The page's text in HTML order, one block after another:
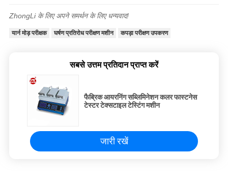
ZhongLi के लिए अपने समर्थन के लिए धन्यवाद!
यार्न मोड़ परीक्षक घर्षण प्रतिरोध परीक्षण मशीन कपड़ा परीक्षण उपकरण
सबसे उत्तम प्रतिदान प्राप्त करें
फैब्रिक आयरनिंग सब्लिमिनेशन कलर फास्टनेस
टेस्टर टेक्सटाइल टेस्टिंग मशीन
जारी रखें